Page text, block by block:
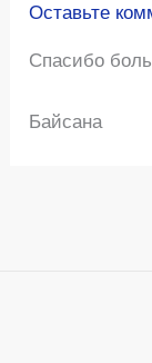
Оставьте
Спасибо
Байсана